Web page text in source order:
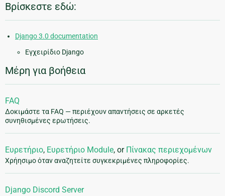
Βρίσκεστε εδώ:
Django 3.0 documentation
Εγχειρίδιο Django
Μέρη για βοήθεια
FAQ
Δοκιμάστε τα FAQ — περιέχουν απαντήσεις σε αρκετές
συνηθισμένες ερωτήσεις.
Ευρετήριο, Ευρετήριο Module, or Πίνακας περιεχομένων
Χρήησιμο όταν αναζητείτε συγκεκριμένες πληροφορίες.
Django Discord Server